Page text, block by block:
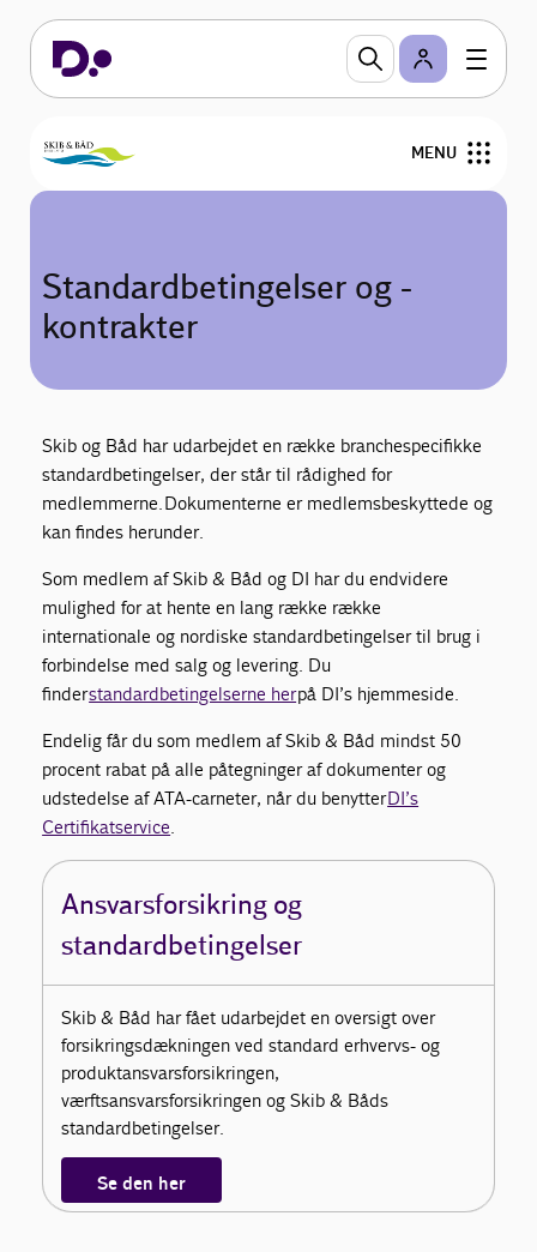
MENU
Medlemsfordele
Arrangementer og Netværk
Kontakt
Standardbetingelser og -
kontrakter
Skib og Båd har udarbejdet en række branchespecifikke
standardbetingelser, der står til rådighed for
medlemmerne. Dokumenterne er medlemsbeskyttede og
kan findes herunder.
Som medlem af Skib & Båd og DI har du endvidere
mulighed for at hente en lang række række
internationale og nordiske standardbetingelser til brug i
forbindelse med salg og levering. Du
finderstandardbetingelserne herpå DI’s hjemmeside.
Endelig får du som medlem af Skib & Båd mindst 50
procent rabat på alle påtegninger af dokumenter og
udstedelse af ATA-carneter, når du benytterDI’s
Certifikatservice.
Ansvarsforsikring og
standardbetingelser
Skib & Båd har fået udarbejdet en oversigt over
forsikringsdækningen ved standard erhvervs- og
produktansvarsforsikringen,
værftsansvarsforsikringen og Skib & Båds
standardbetingelser.
Se den her